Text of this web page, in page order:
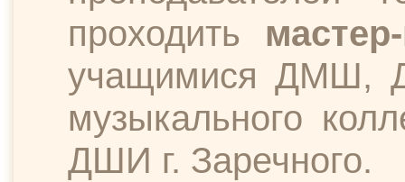
проходить
учащимися ДМШ,
музыкального
ДШИ г. Заречного.